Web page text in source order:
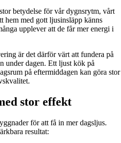
betydelse för vår dygnsrytm, vårt
hem med gott ljusinsläpp känns
upplever att de får mer energi i
är det därför värt att fundera på
under dagen. Ett ljust kök på
på eftermiddagen kan göra stor
stor effekt
för att få in mer dagsljus.
resultat: